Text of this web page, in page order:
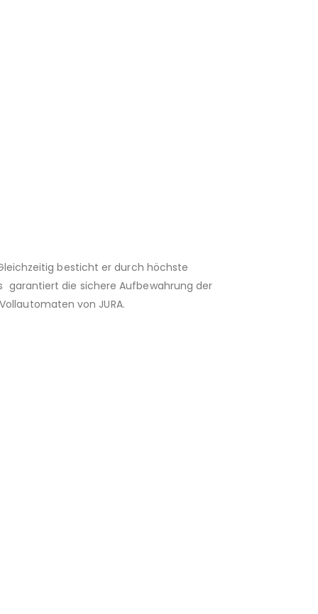
besticht er durch höchste
garantiert die sichere Aufbewahrung der
von JURA.­­